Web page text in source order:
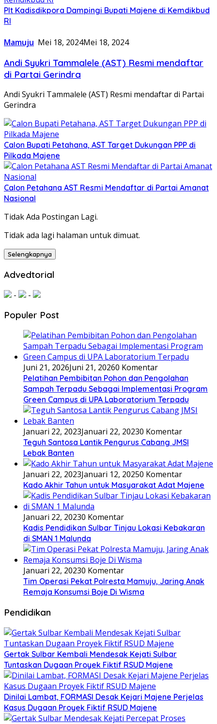
Plt Kadisdikpora Dampingi Bupati Majene di Kemdikbud
RI
Mamuju Mei 18, 2024Mei 18, 2024
Andi Syukri Tammalele (AST) Resmi mendaftar
di Partai Gerindra
Andi Syukri Tammalele (AST) Resmi mendaftar di Partai
Gerindra
Calon Bupati Petahana, AST Target Dukungan PPP di
Pilkada Majene
Calon Petahana AST Resmi Mendaftar di Partai Amanat
Nasional
Tidak Ada Postingan Lagi.
Tidak ada lagi halaman untuk dimuat.
Selengkapnya
Advedtorial
- -
Populer Post
Juni 21, 2026Juni 21, 20260 Komentar
Pelatihan Pembibitan Pohon dan Pengolahan
Sampah Terpadu Sebagai Implementasi Program
Green Campus di UPA Laboratorium Terpadu
Januari 22, 2023Januari 22, 20230 Komentar
Teguh Santosa Lantik Pengurus Cabang JMSI
Lebak Banten
Januari 22, 2023Januari 12, 20250 Komentar
Kado Akhir Tahun untuk Masyarakat Adat Majene
Januari 22, 20230 Komentar
Kadis Pendidikan Sulbar Tinjau Lokasi Kebakaran
di SMAN 1 Malunda
Januari 22, 20230 Komentar
Tim Operasi Pekat Polresta Mamuju, Jaring Anak
Remaja Konsumsi Boje Di Wisma
Pendidikan
Gertak Sulbar Kembali Mendesak Kejati Sulbar
Tuntaskan Dugaan Proyek Fiktif RSUD Majene
Dinilai Lambat, FORMASI Desak Kejari Majene Perjelas
Kasus Dugaan Proyek Fiktif RSUD Majene